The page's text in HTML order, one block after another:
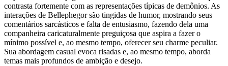
contrasta fortemente com as representações típicas de demônios. As
interações de Bellephegor são tingidas de humor, mostrando seus
comentários sarcásticos e falta de entusiasmo, fazendo dela uma
companheira caricaturalmente preguiçosa que aspira a fazer o
mínimo possível e, ao mesmo tempo, oferecer seu charme peculiar.
Sua abordagem casual evoca risadas e, ao mesmo tempo, aborda
temas mais profundos de ambição e desejo.